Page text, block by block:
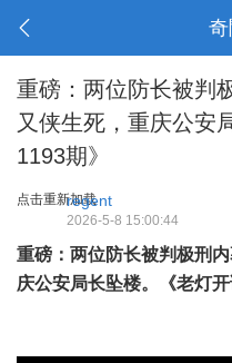
重磅：两位防长被判
又侠生死，重庆公安
1193期》
点击重新加载
regent
2026-5-8 15:00:44
重磅：两位防长被判极刑
庆公安局长坠楼。《老灯开